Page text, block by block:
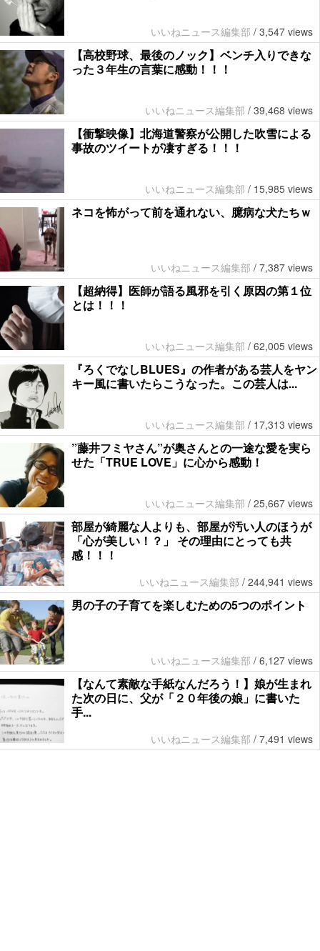
いいねニュース編集部 / 3,547 views
【高校野球、最後のノック】ベンチ入りできな
った３年生の言葉に感動！！！
いいねニュース編集部 / 39,468 views
【衝撃映像】北海道警察が公開した吹雪による
事故のツイートが凄すぎる！！！
いいねニュース編集部 / 15,985 views
ネコを怖がって前を通れない、臆病な犬たちｗ
いいねニュース編集部 / 7,387 views
【超納得】医師が語る風邪を引く原因の第１位
とは！！！
いいねニュース編集部 / 62,005 views
『ろくでなしBLUES』の作者がある芸人をヤン
キー風に書いたらこうなった。この芸人は...
いいねニュース編集部 / 17,313 views
”藤井フミヤさん”が奥さんとの一途な愛を実ら
せた「TRUE LOVE」に心から感動！
いいねニュース編集部 / 25,667 views
部屋が綺麗な人よりも、部屋が汚い人のほうが
「心が美しい！？」 その理由にとっても共
感！！！
いいねニュース編集部 / 244,941 views
男の子の子育てを楽しむための5つのポイント
いいねニュース編集部 / 6,127 views
【なんて素敵な手紙なんだろう！】娘が生まれ
た次の日に、父が「２０年後の娘」に書いた
手...
いいねニュース編集部 / 7,491 views